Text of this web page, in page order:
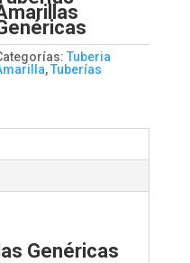
Tuberia
,Tuberías
Genéricas